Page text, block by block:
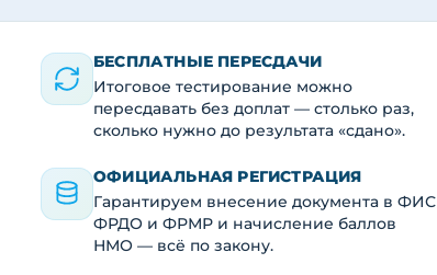
БЕСПЛАТНЫЕ ПЕРЕСДАЧИ
Итоговое тестирование можно
пересдавать без доплат — столько раз,
сколько нужно до результата «сдано».
ОФИЦИАЛЬНАЯ РЕГИСТРАЦИЯ
Гарантируем внесение документа в ФИС
ФРДО и ФРМР и начисление баллов
НМО — всё по закону.